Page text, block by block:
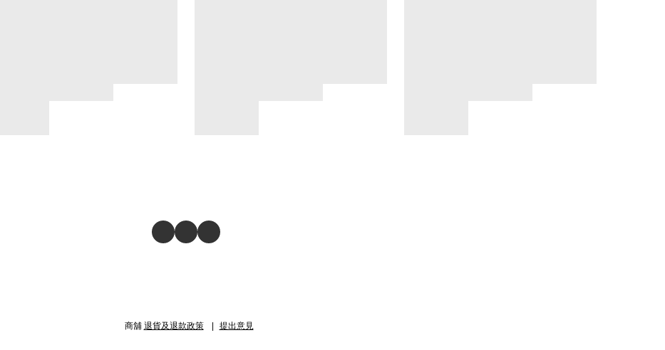
商舖 退貨及退款政策 提出意見